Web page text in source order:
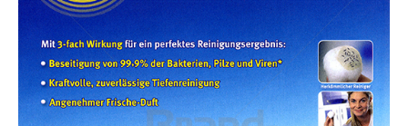
Konzerne
Epoche